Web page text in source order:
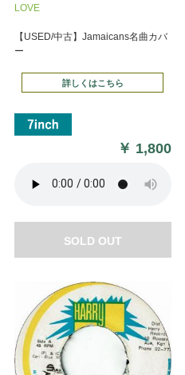
LOVE
【USED/中古】Jamaicans名曲カバ
ー
詳しくはこちら
￥ 1,800
SOLD OUT